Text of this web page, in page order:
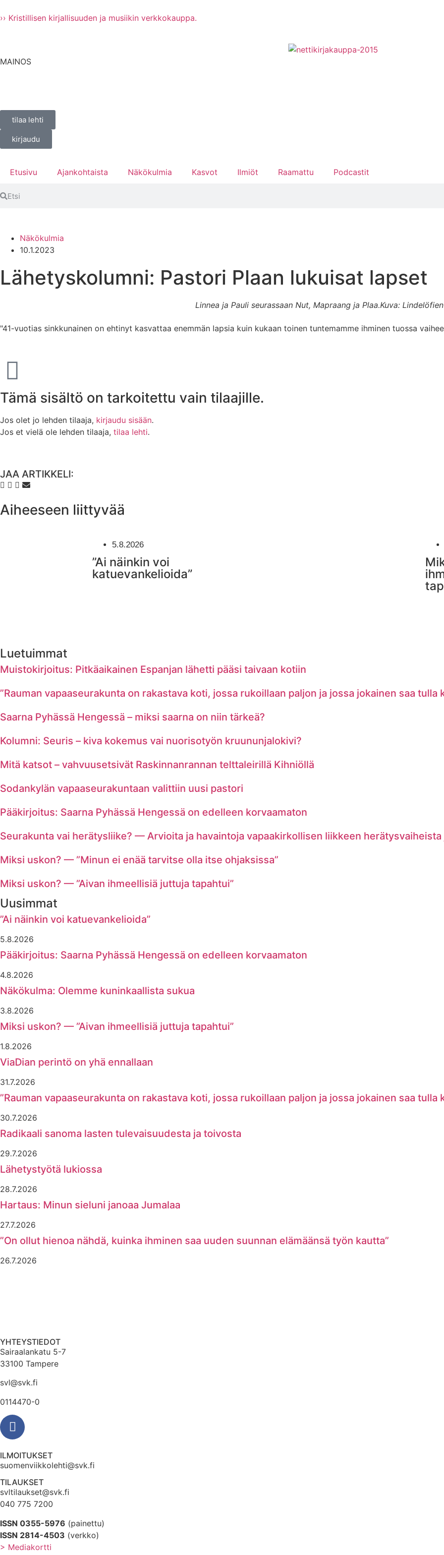
›› Kristillisen kirjallisuuden ja musiikin verkkokauppa.
MAINOS
tilaa lehti
kirjaudu
Etusivu Ajankohtaista Näkökulmia Kasvot Ilmiöt Raamattu Podcastit
Näkökulmia
10.1.2023
Lähetyskolumni: Pastori Plaan lukuisat lapset
Linnea ja Pauli seurassaan Nut, Mapraang ja Plaa.Kuva:
"41-vuotias sinkkunainen on ehtinyt kasvattaa enemmän lapsia kuin kukaan toinen tuntemamme ihminen tuossa
Tämä sisältö on tarkoitettu vain tilaajille.
Jos olet jo lehden tilaaja, kirjaudu sisään.
Jos et vielä ole lehden tilaaja, tilaa lehti.
JAA ARTIKKELI:
Aiheeseen liittyvää
5.8.2026
”Ai näinkin voi
katuevankelioida”
Luetuimmat
Muistokirjoitus: Pitkäaikainen Espanjan lähetti pääsi taivaan kotiin
”Rauman vapaaseurakunta on rakastava koti, jossa rukoillaan paljon ja jossa jokainen saa tulla
Saarna Pyhässä Hengessä – miksi saarna on niin tärkeä?
Kolumni: Seuris – kiva kokemus vai nuorisotyön kruununjalokivi?
Mitä katsot – vahvuusetsivät Raskinnanrannan telttaleirillä Kihniöllä
Sodankylän vapaaseurakuntaan valittiin uusi pastori
Pääkirjoitus: Saarna Pyhässä Hengessä on edelleen korvaamaton
Seurakunta vai herätysliike? — Arvioita ja havaintoja vapaakirkollisen liikkeen
Miksi uskon? — ”Minun ei enää tarvitse olla itse ohjaksissa”
Miksi uskon? — ”Aivan ihmeellisiä juttuja tapahtui”
Uusimmat
”Ai näinkin voi katuevankelioida”
5.8.2026
Pääkirjoitus: Saarna Pyhässä Hengessä on edelleen korvaamaton
4.8.2026
Näkökulma: Olemme kuninkaallista sukua
3.8.2026
Miksi uskon? — ”Aivan ihmeellisiä juttuja tapahtui”
1.8.2026
ViaDian perintö on yhä ennallaan
31.7.2026
”Rauman vapaaseurakunta on rakastava koti, jossa rukoillaan paljon ja jossa jokainen saa tulla
30.7.2026
Radikaali sanoma lasten tulevaisuudesta ja toivosta
29.7.2026
Lähetystyötä lukiossa
28.7.2026
Hartaus: Minun sieluni janoaa Jumalaa
27.7.2026
”On ollut hienoa nähdä, kuinka ihminen saa uuden suunnan elämäänsä työn kautta”
26.7.2026
YHTEYSTIEDOT
Sairaalankatu 5-7
33100 Tampere
svl@svk.fi
0114470-0
ILMOITUKSET
suomenviikkolehti@svk.fi
TILAUKSET
svltilaukset@svk.fi
040 775 7200
ISSN 0355-5976 (painettu)
ISSN 2814-4503 (verkko)
> Mediakortti